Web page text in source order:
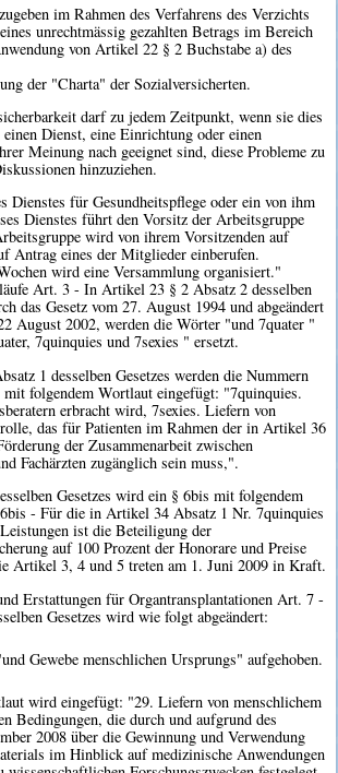
im Rahmen des Verfahrens des Verzichts
unrechtmässig gezahlten Betrags im Bereich
von Artikel 22 § 2 Buchstabe a) des
der "Charta" der Sozialversicherten.
darf zu jedem Zeitpunkt, wenn sie dies
Dienst, eine Einrichtung oder einen
Meinung nach geeignet sind, diese Probleme zu
hinzuziehen.
Dienstes für Gesundheitspflege oder ein von ihm
Dienstes führt den Vorsitz der Arbeitsgruppe
wird von ihrem Vorsitzenden auf
Antrag eines der Mitglieder einberufen.
wird eine Versammlung organisiert."
Art. 3 - In Artikel 23 § 2 Absatz 2 desselben
das Gesetz vom 27. August 1994 und abgeändert
August 2002, werden die Wörter "und 7quater "
7quinquies und 7sexies " ersetzt.
1 desselben Gesetzes werden die Nummern
mit folgendem Wortlaut eingefügt: "7quinquies.
erbracht wird, 7sexies. Liefern von
das für Patienten im Rahmen der in Artikel 36
der Zusammenarbeit zwischen
Fachärzten zugänglich sein muss,".
Gesetzes wird ein § 6bis mit folgendem
- Für die in Artikel 34 Absatz 1 Nr. 7quinquies
ist die Beteiligung der
auf 100 Prozent der Honorare und Preise
Artikel 3, 4 und 5 treten am 1. Juni 2009 in Kraft.
Erstattungen für Organtransplantationen Art. 7 -
Gesetzes wird wie folgt abgeändert:
Gewebe menschlichen Ursprungs" aufgehoben.
wird eingefügt: "29. Liefern von menschlichem
Bedingungen, die durch und aufgrund des
2008 über die Gewinnung und Verwendung
im Hinblick auf medizinische Anwendungen